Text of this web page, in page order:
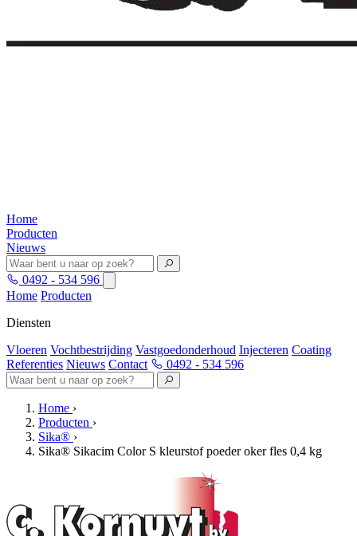
Home
Producten
Nieuws
0492 - 534 596
Home Producten
Diensten
Vloeren Vochtbestrijding Vastgoedonderhoud Injecteren Coating
Referenties Nieuws Contact 0492 - 534 596
Home ›
Producten ›
Sika® ›
Sika® Sikacim Color S kleurstof poeder oker fles 0,4 kg